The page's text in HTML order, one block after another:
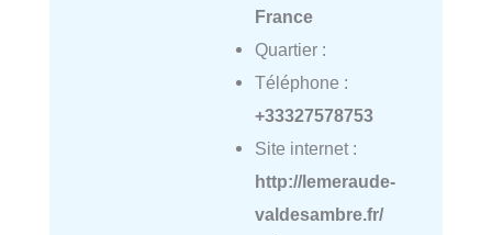
France
Quartier :
Téléphone :
+33327578753
Site internet :
http://lemeraude-
valdesambre.fr/